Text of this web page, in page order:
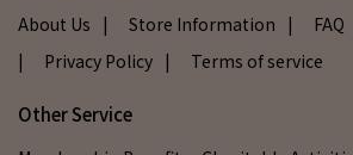
About Us | Store Information | FAQ
| Privacy Policy | Terms of service
Other Service